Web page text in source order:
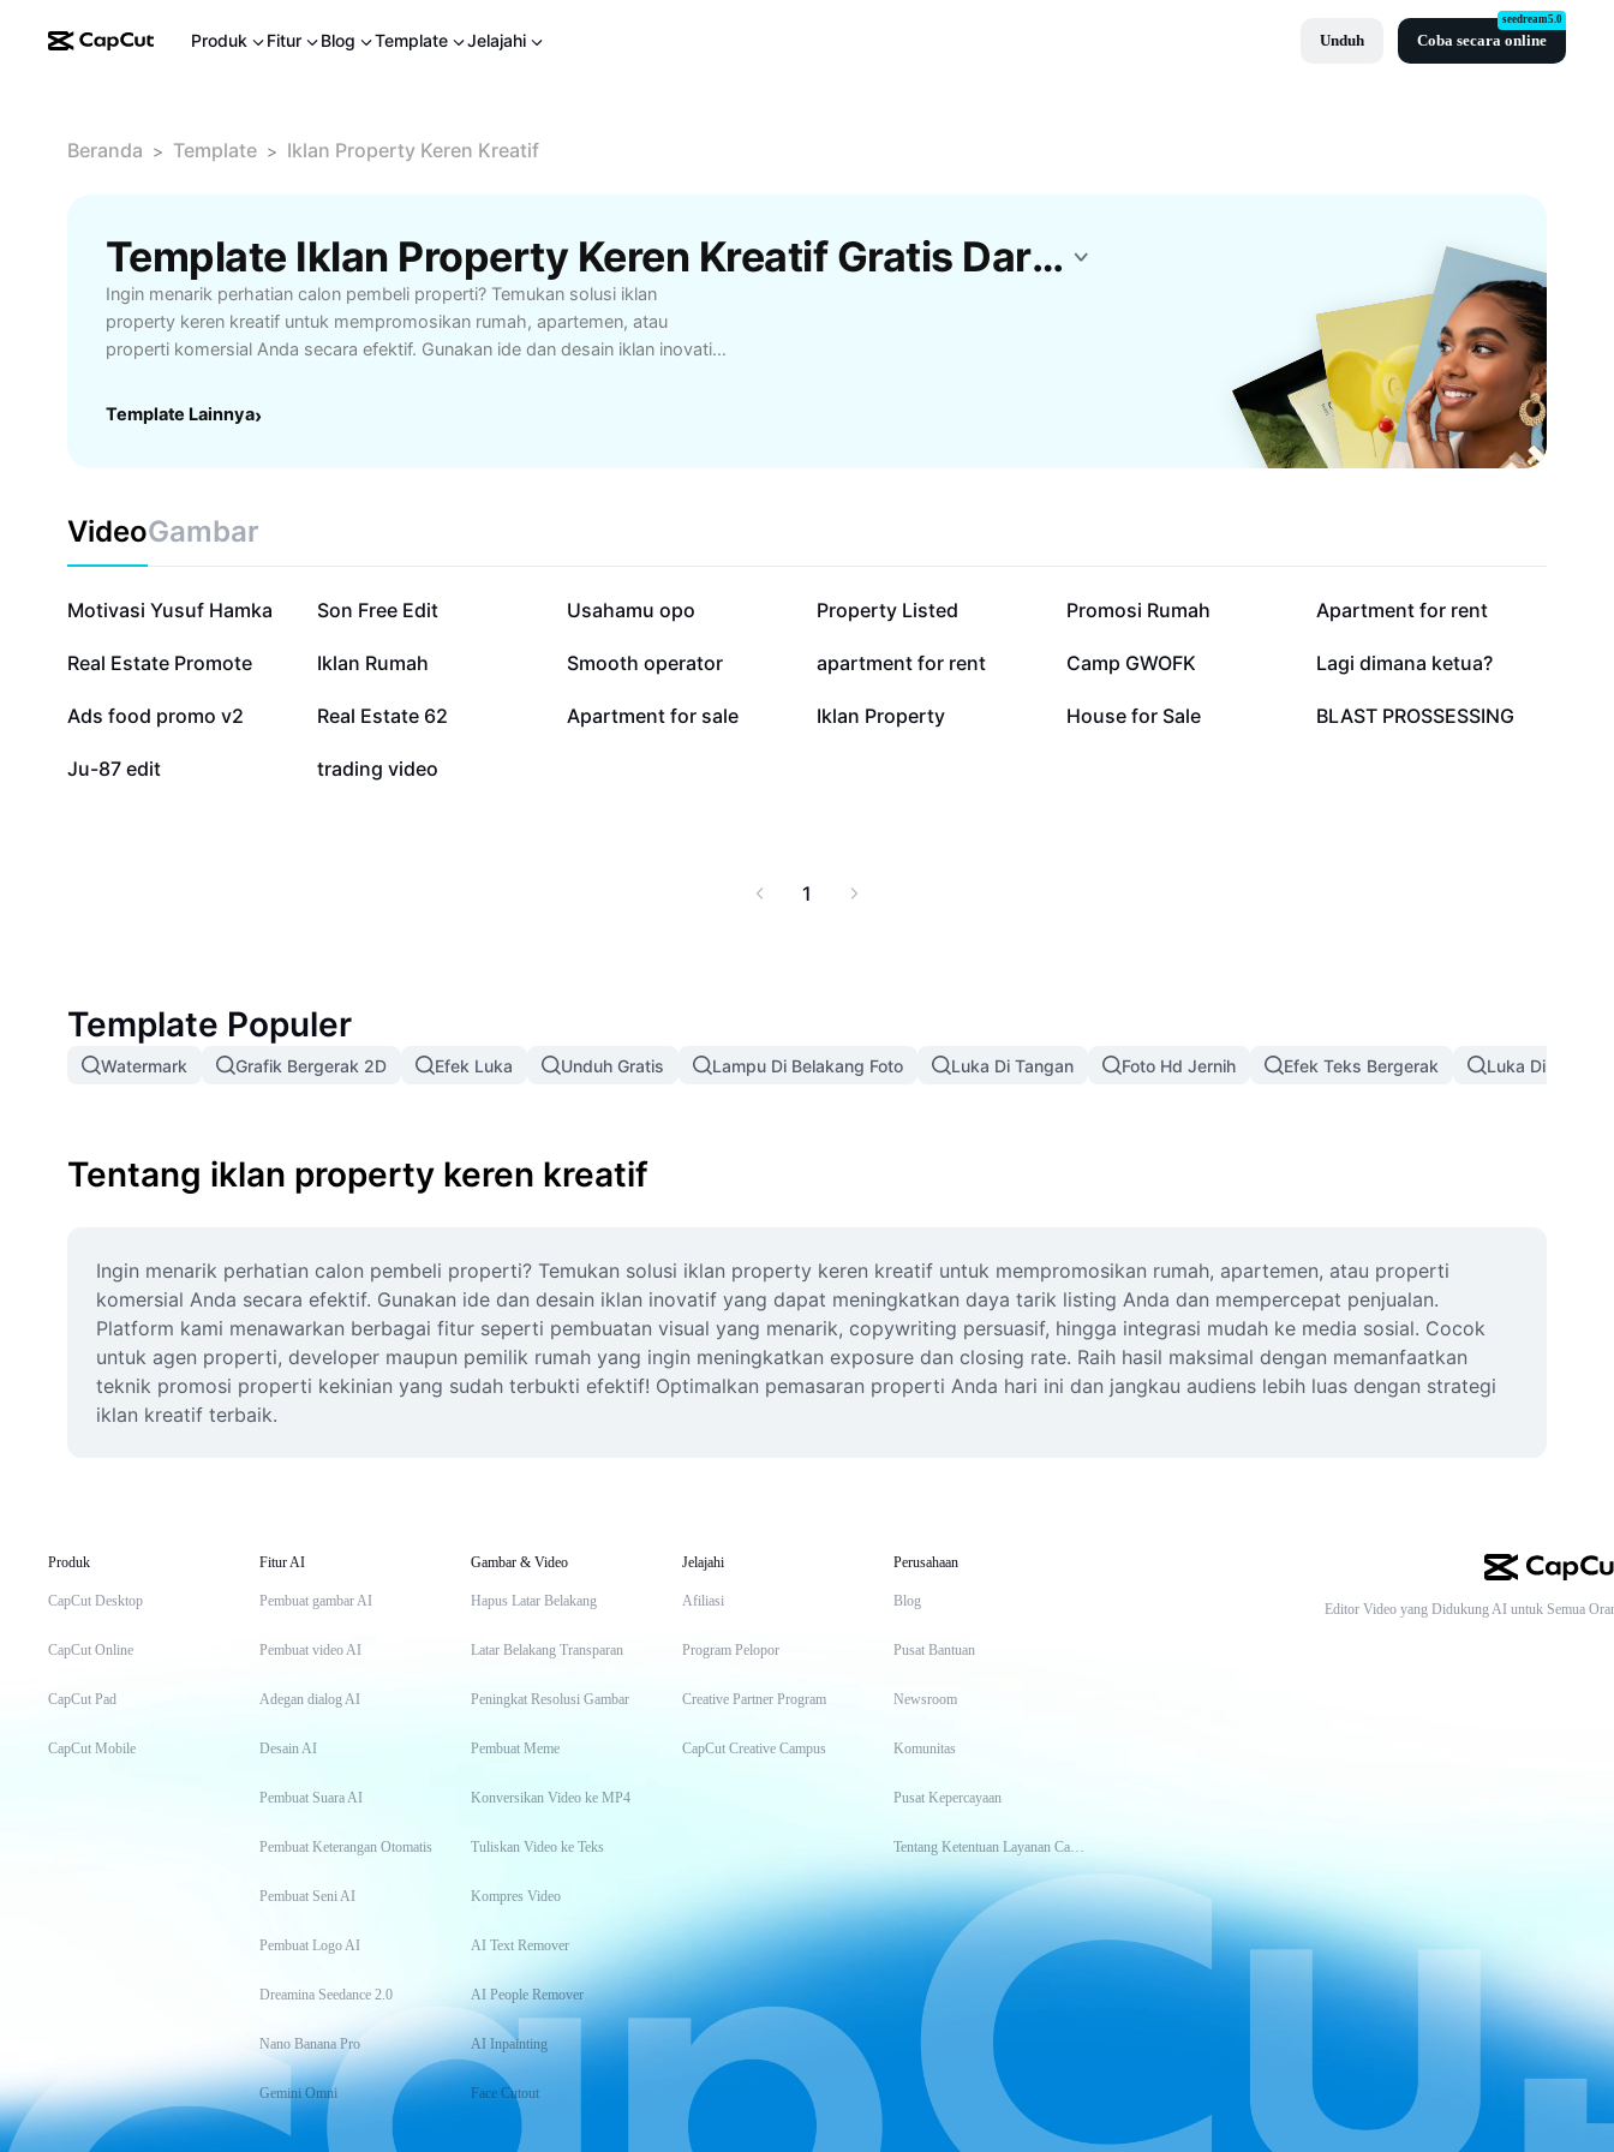
Produk Fitur Blog Template Jelajahi Unduh Coba secara online
seedream5.0
Beranda > Template > Iklan Property Keren Kreatif
Template Iklan Property Keren Kreatif Gratis Dari CapCut
Ingin menarik perhatian calon pembeli properti? Temukan solusi iklan
property keren kreatif untuk mempromosikan rumah, apartemen, atau
properti komersial Anda secara efektif. Gunakan ide dan desain iklan inovatif
penjualan. Platform kami menawarkan berbagai fitur seperti pembuatan visual
memanfaatkan teknik promosi properti kekinian yang sudah terbukti efektif!
Optimalkan pemasaran properti Anda hari ini dan jangkau audiens lebih luas
dengan strategi iklan kreatif terbaik.
Template Lainnya›
VideoGambar
23,8 rb
Motivasi Yusuf Hamka 17,5 rb
Son Free Edit 12 rb
Usahamu opo 9,6 rb
Property Listed 4,7 rb
Promosi Rumah 3,6 rb
Apartment for rent
1,9 rb
Real Estate Promote 1,8 rb
Iklan Rumah 1,7 rb
Smooth operator 1,3 rb
apartment for rent 369
Camp GWOFK 361
Lagi dimana ketua?
339
Ads food promo v2 254
Real Estate 62 169
Apartment for sale 114
Iklan Property 22
House for Sale 12
BLAST PROSSESSING
0
Ju-87 edit 0
trading video
1
Template Populer
Watermark Grafik Bergerak 2D Efek Luka Unduh Gratis Lampu Di Belakang Foto Luka Di Tangan Foto Hd Jernih Efek Teks Bergerak Luka Di Wajah
Tentang iklan property keren kreatif
Ingin menarik perhatian calon pembeli properti? Temukan solusi iklan property keren kreatif untuk mempromosikan rumah, apartemen, atau properti
komersial Anda secara efektif. Gunakan ide dan desain iklan inovatif yang dapat meningkatkan daya tarik listing Anda dan mempercepat penjualan.
Platform kami menawarkan berbagai fitur seperti pembuatan visual yang menarik, copywriting persuasif, hingga integrasi mudah ke media sosial. Cocok
untuk agen properti, developer maupun pemilik rumah yang ingin meningkatkan exposure dan closing rate. Raih hasil maksimal dengan memanfaatkan
teknik promosi properti kekinian yang sudah terbukti efektif! Optimalkan pemasaran properti Anda hari ini dan jangkau audiens lebih luas dengan strategi
iklan kreatif terbaik.
Produk
CapCut Desktop
CapCut Online
CapCut Pad
CapCut Mobile
Fitur AI
Pembuat gambar AI
Pembuat video AI
Adegan dialog AI
Desain AI
Pembuat Suara AI
Pembuat Keterangan Otomatis
Pembuat Seni AI
Pembuat Logo AI
Dreamina Seedance 2.0
Nano Banana Pro
Gemini Omni
Gambar & Video
Hapus Latar Belakang
Latar Belakang Transparan
Peningkat Resolusi Gambar
Pembuat Meme
Konversikan Video ke MP4
Tuliskan Video ke Teks
Kompres Video
AI Text Remover
AI People Remover
AI Inpainting
Face Cutout
Jelajahi
Afiliasi
Program Pelopor
Creative Partner Program
CapCut Creative Campus
Perusahaan
Blog
Pusat Bantuan
Newsroom
Komunitas
Pusat Kepercayaan
Tentang Ketentuan Layanan CapCut
Editor Video yang Didukung AI untuk Semua